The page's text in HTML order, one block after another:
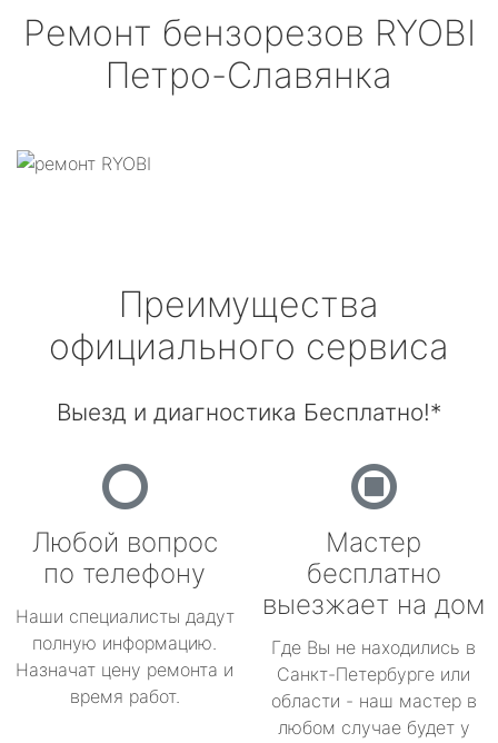
Ремонт бензорезов RYOBI
Петро-Славянка
Преимущества
официального сервиса
Выезд и диагностика Бесплатно!*
Любой вопрос
по телефону
Наши специалисты дадут
полную информацию.
Назначат цену ремонта и
время работ.
Мастер
бесплатно
выезжает на дом
Где Вы не находились в
Санкт-Петербурге или
области - наш мастер в
любом случае будет у